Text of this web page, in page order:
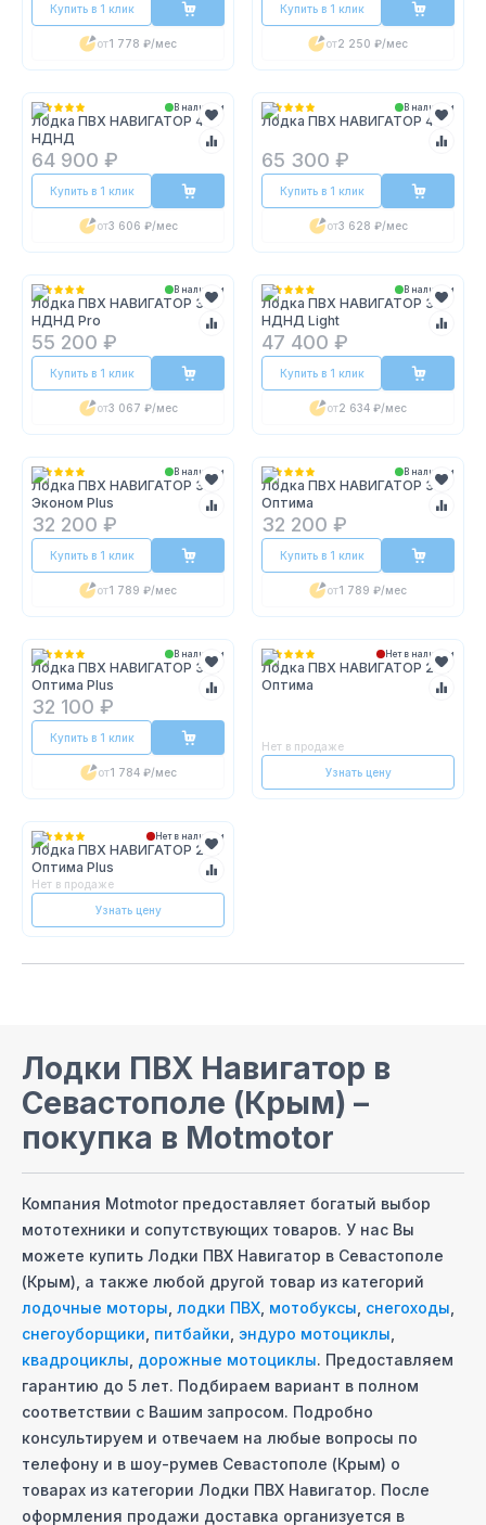
Купить в 1 клик
от1 778 ₽/мес
Купить в 1 клик
от2 250 ₽/мес
В наличии
Лодка ПВХ НАВИГАТОР 400
НДНД
64 900 ₽
Купить в 1 клик
от3 606 ₽/мес
В наличии
Лодка ПВХ НАВИГАТОР 400
65 300 ₽
Купить в 1 клик
от3 628 ₽/мес
В наличии
Лодка ПВХ НАВИГАТОР 380
НДНД Pro
55 200 ₽
Купить в 1 клик
от3 067 ₽/мес
В наличии
Лодка ПВХ НАВИГАТОР 380
НДНД Light
47 400 ₽
Купить в 1 клик
от2 634 ₽/мес
В наличии
Лодка ПВХ НАВИГАТОР 320
Эконом Plus
32 200 ₽
Купить в 1 клик
от1 789 ₽/мес
В наличии
Лодка ПВХ НАВИГАТОР 320
Оптима
32 200 ₽
Купить в 1 клик
от1 789 ₽/мес
В наличии
Лодка ПВХ НАВИГАТОР 300
Оптима Plus
32 100 ₽
Купить в 1 клик
от1 784 ₽/мес
Нет в наличии
Лодка ПВХ НАВИГАТОР 290
Оптима
Нет в продаже
Узнать цену
Нет в наличии
Лодка ПВХ НАВИГАТОР 290
Оптима Plus
Нет в продаже
Узнать цену
Лодки ПВХ Навигатор в
Севастополе (Крым) –
покупка в Motmotor
Компания Motmotor предоставляет богатый выбор
мототехники и сопутствующих товаров. У нас Вы
можете купить Лодки ПВХ Навигатор в Севастополе
(Крым) , а также любой другой товар из категорий
лодочные моторы лодки ПВХ мотобуксы снегоходы
снегоуборщики питбайки эндуро мотоциклы
квадроциклы дорожные мотоциклы. Предоставляем
гарантию до 5 лет. Подбираем вариант в полном
соответствии с Вашим запросом. Подробно
консультируем и отвечаем на любые вопросы по
телефону и в шоу-румев Севастополе (Крым) о
товарах из категории Лодки ПВХ Навигатор. После
оформления продажи доставка организуется в